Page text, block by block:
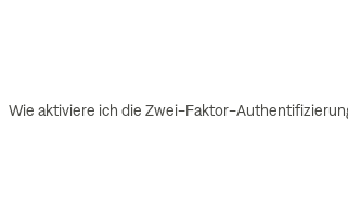
Wie aktiviere ich die Zwei-Faktor-